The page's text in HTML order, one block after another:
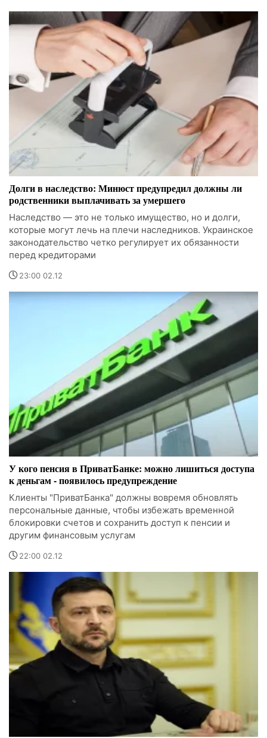
Долги в наследство: Минюст предупредил должны ли
родственники выплачивать за умершего
Наследство — это не только имущество, но и долги,
которые могут лечь на плечи наследников. Украинское
законодательство четко регулирует их обязанности
перед кредиторами
23:00 02.12
У кого пенсия в ПриватБанке: можно лишиться доступа
к деньгам - появилось предупреждение
Клиенты "ПриватБанка" должны вовремя обновлять
персональные данные, чтобы избежать временной
блокировки счетов и сохранить доступ к пенсии и
другим финансовым услугам
22:00 02.12